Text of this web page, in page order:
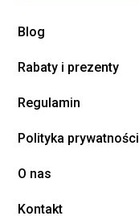
Blog
Rabaty i prezenty
Regulamin
Polityka prywatności
O nas
Kontakt